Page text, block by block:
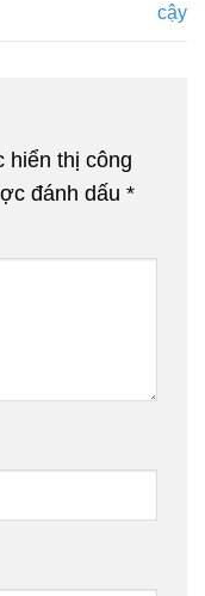
cậy
hiển thị công
đánh dấu *